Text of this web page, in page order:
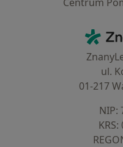
ul.
01-217
NIP: